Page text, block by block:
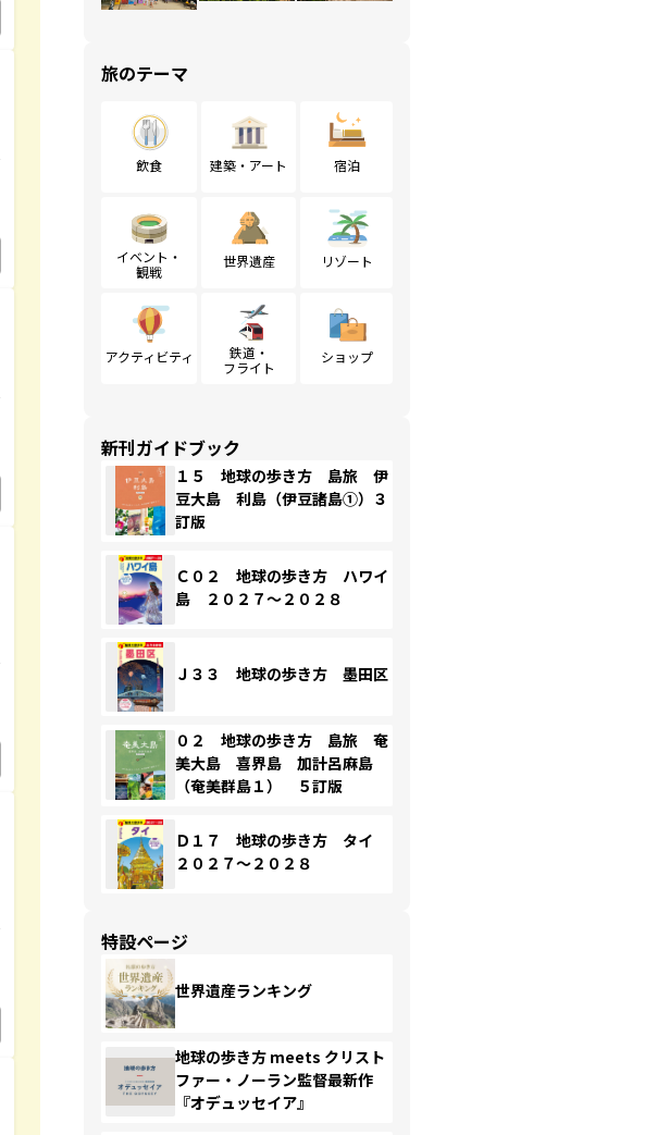
旅のテーマ
飲食 建築・アート 宿泊
イベント・
観戦
世界遺産 リゾート
アクティビティ
鉄道・
フライト
ショップ
新刊ガイドブック
１５ 地球の歩き方 島旅 伊
豆大島 利島（伊豆諸島①）３
訂版
Ｃ０２ 地球の歩き方 ハワイ
島 ２０２７～２０２８
Ｊ３３ 地球の歩き方 墨田区
０２ 地球の歩き方 島旅 奄
美大島 喜界島 加計呂麻島
（奄美群島１） ５訂版
Ｄ１７ 地球の歩き方 タイ
２０２７～２０２８
特設ページ
世界遺産ランキング
地球の歩き方 meets クリスト
ファー・ノーラン監督最新作
『オデュッセイア』